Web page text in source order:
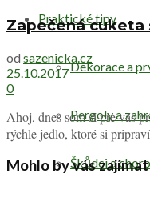
Praktické tipy
Dekorace a
Pergoly a
Škůdci a
Zapečená cuketa
od sazenicka.cz
25.10.2017
0
Ahoj, dnes som si pre vás
rýchle jedlo, ktoré si
Mohlo by vás zajímat